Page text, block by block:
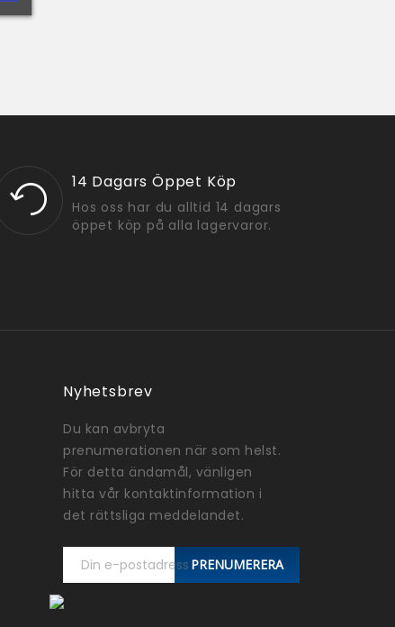
14 Dagars Öppet Köp
Hos oss har du alltid 14 dagars
öppet köp på alla lagervaror.
Nyhetsbrev
Du kan avbryta
prenumerationen när som helst.
För detta ändamål, vänligen
hitta vår kontaktinformation i
det rättsliga meddelandet.
PRENUMERERA